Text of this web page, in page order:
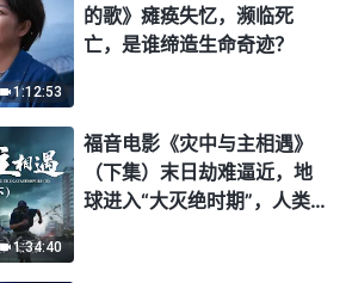
1:12:53
的歌》瘫痪失忆，濒临死
亡，是谁缔造生命奇迹？
1:34:40
福音电影《灾中与主相遇》
（下集）末日劫难逼近，地
球进入“大灭绝时期”，人类